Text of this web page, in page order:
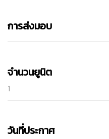
การส่งมอบ
จำนวนยูนิต
1
วันที่ประกาศ